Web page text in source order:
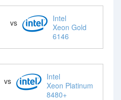
vs
Intel
Xeon Gold
6146
vs
Intel
Xeon Platinum
8480+